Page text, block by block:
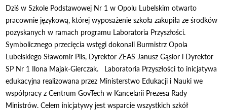
Dziś w Szkole Podstawowej Nr 1 w Opolu Lubelskim otwarto
pracownie językową, której wyposażenie szkoła zakupiła ze środków
pozyskanych w ramach programu Laboratoria Przyszłości.
Symbolicznego przecięcia wstęgi dokonali Burmistrz Opola
Lubelskiego Sławomir Plis, Dyrektor ZEAS Janusz Gąsior i Dyrektor
SP Nr 1 Ilona Majak-Gierczak. Laboratoria Przyszłości to inicjatywa
edukacyjna realizowana przez Ministerstwo Edukacji i Nauki we
współpracy z Centrum GovTech w Kancelarii Prezesa Rady
Ministrów. Celem inicjatywy jest wsparcie wszystkich szkół